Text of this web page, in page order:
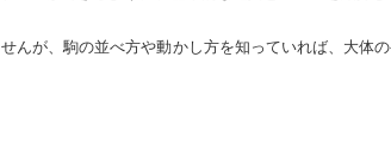
んが、駒の並べ方や動かし方を知っていれば、大体